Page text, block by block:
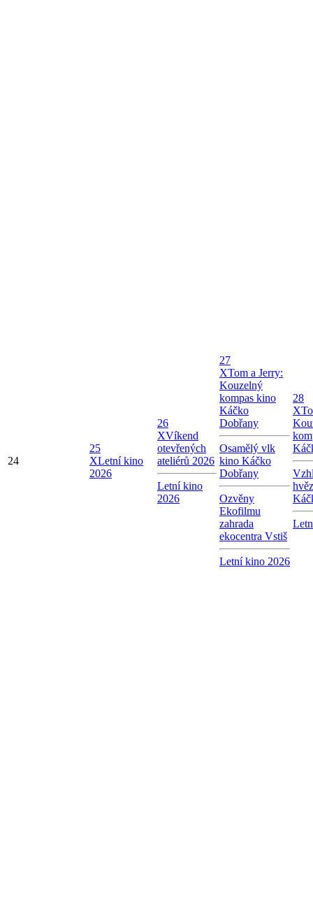
24
25
XLetní kino
2026
26
XVíkend
otevřených
ateliérů 2026
Letní kino
2026
27
XTom a Jerry:
Kouzelný
kompas kino
Káčko
Dobřany
Osamělý vlk
kino Káčko
Dobřany
Ozvěny
Ekofilmu
zahrada
ekocentra Vstiš
Letní kino 2026
28
X